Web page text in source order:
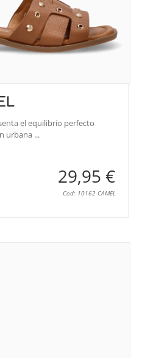
el equilibrio perfecto
urbana ...
29,95 €
Cod: 10162 CAMEL